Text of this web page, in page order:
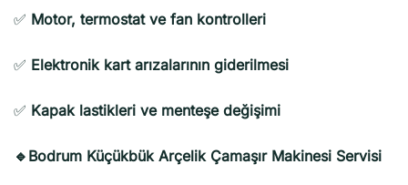
✅ Motor, termostat ve fan kontrolleri
✅ Elektronik kart arızalarının giderilmesi
✅ Kapak lastikleri ve menteşe değişimi
🔹Bodrum Küçükbük Arçelik Çamaşır Makinesi Servisi